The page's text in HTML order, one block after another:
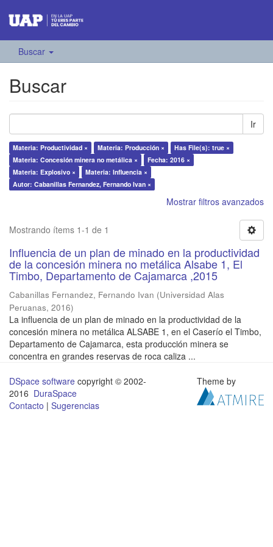
Buscar
Buscar
Ir
Materia: Productividad × Materia: Producción ×
Has File(s): true ×
Materia: Concesión minera no metálica ×
Fecha: 2016 ×
Materia: Explosivo ×
Materia: Influencia ×
Autor: Cabanillas Fernandez, Fernando Ivan ×
Mostrar filtros avanzados
Mostrando ítems 1-1 de 1
Influencia de un plan de minado en la productividad
de la concesión minera no metálica Alsabe 1, El
Timbo, Departamento de Cajamarca ,2015
Cabanillas Fernandez, Fernando Ivan (Universidad Alas
Peruanas, 2016)
La influencia de un plan de minado en la productividad de la
concesión minera no metálica ALSABE 1, en el Caserío el Timbo,
Departamento de Cajamarca, esta producción minera se
concentra en grandes reservas de roca caliza ...
DSpace software copyright © 2002-
2016 DuraSpace
Contacto | Sugerencias
Theme by